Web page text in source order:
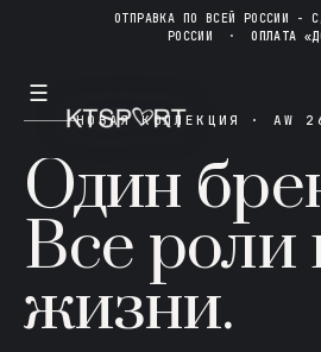
ОТПРАВКА ПО ВСЕЙ РОССИИ -
РОССИИ ·ОПЛАТА
☰
НОВАЯ КОЛЛЕКЦИЯ · AW
Один
Все роли
жизни.